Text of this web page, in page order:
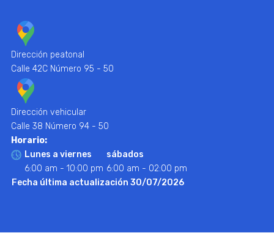
Dirección peatonal
Calle 42C Número 95 - 50
Dirección vehicular
Calle 38 Número 94 - 50
Horario:
Lunes a viernes
6:00 am - 10:00 pm
sábados
6:00 am - 02:00 pm
Fecha última actualización 30/07/2026